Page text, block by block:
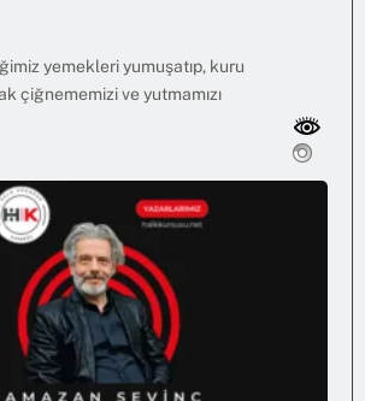
yemekleri yumuşatıp, kuru
çiğnememizi ve yutmamızı